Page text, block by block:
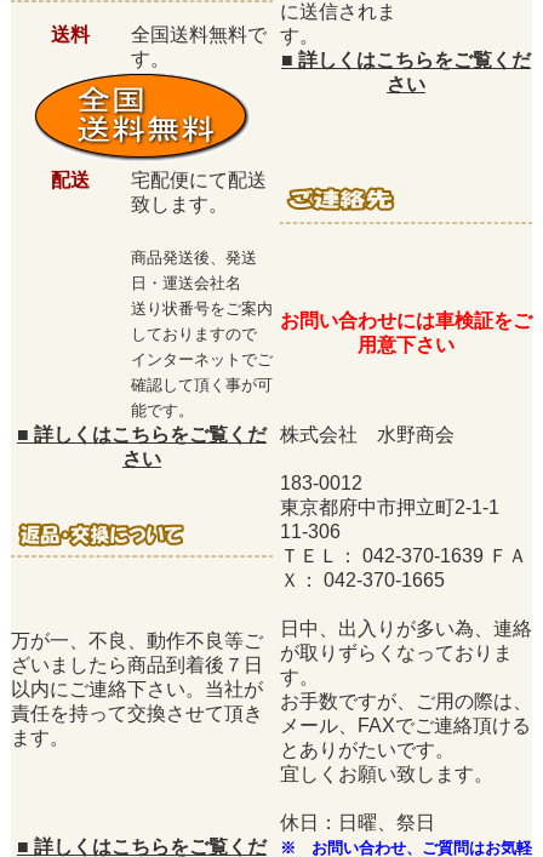
に送信されま
す。
■ 詳しくはこちらをご覧くだ
さい
送料
全国送料無料で
す。
配送
宅配便にて配送
致します。
商品発送後、発送
日・運送会社名
送り状番号をご案内
しておりますので
インターネットでご
確認して頂く事が可
能です。
お問い合わせには車検証をご
用意下さい
■ 詳しくはこちらをご覧くだ
さい
株式会社 水野商会
183-0012
東京都府中市押立町2-1-1
11-306
ＴＥＬ： 042-370-1639 ＦＡ
Ｘ： 042-370-1665
日中、出入りが多い為、連絡
が取りずらくなっておりま
す。
お手数ですが、ご用の際は、
メール、FAXでご連絡頂ける
とありがたいです。
宜しくお願い致します。
休日：日曜、祭日
万が一、不良、動作不良等ご
ざいましたら商品到着後７日
以内にご連絡下さい。当社が
責任を持って交換させて頂き
ます。
■ 詳しくはこちらをご覧くだ ※ お問い合わせ、ご質問はお気軽